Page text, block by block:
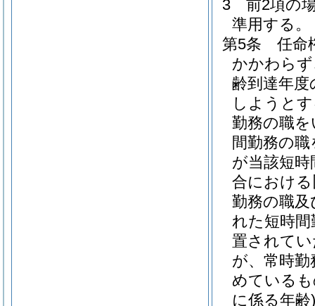
3
前2項の
準用する。
第5条
任命
かかわら
齢到達年
しようと
勤務の職
間勤務の
が当該短
合におけ
勤務の職
れた短時
置されて
が、常時
めている
に係る年齢)